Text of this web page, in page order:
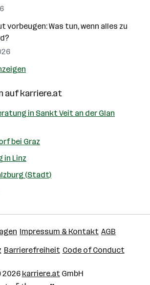
vorbeugen: Was tun, wenn alles zu
aufkarriere.at
in Sankt Veit an der Glan
bei Graz
in Linz
(Stadt)
Impressum & Kontakt AGB
Barrierefreiheit Code of Conduct
2026 karriere.atGmbH